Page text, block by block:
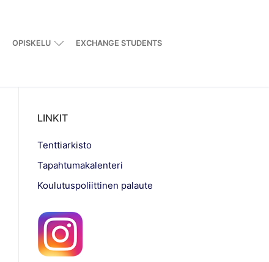
OPISKELU EXCHANGE STUDENTS
LINKIT
Tenttiarkisto
Tapahtumakalenteri
Koulutuspoliittinen palaute